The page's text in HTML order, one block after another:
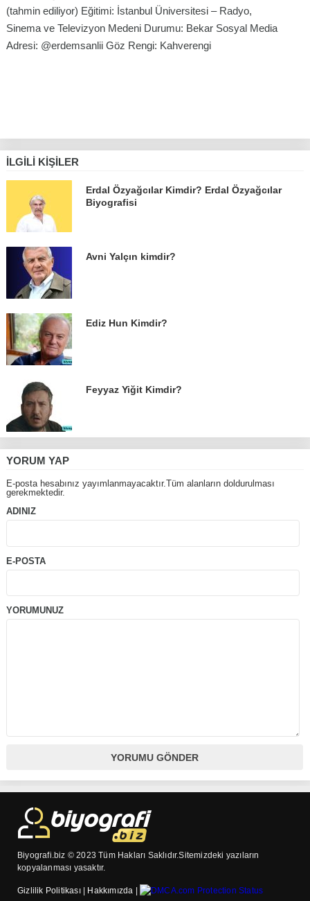
(tahmin ediliyor) Eğitimi: İstanbul Üniversitesi – Radyo,
Sinema ve Televizyon Medeni Durumu: Bekar Sosyal Media
Adresi: @erdemsanlii Göz Rengi: Kahverengi
İLGILI KIŞILER
Erdal Özyağcılar Kimdir? Erdal Özyağcılar
Biyografisi
Avni Yalçın kimdir?
Ediz Hun Kimdir?
Feyyaz Yiğit Kimdir?
YORUM YAP
E-posta hesabınız yayımlanmayacaktır.Tüm alanların doldurulması
gerekmektedir.
ADINIZ
E-POSTA
YORUMUNUZ
Biyografi.biz © 2023 Tüm Hakları Saklıdır.Sitemizdeki yazıların
kopyalanması yasaktır.
Gizlilik Politikası| Hakkımızda |